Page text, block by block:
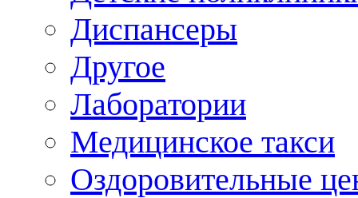
Диспансеры
Другое
Лаборатории
Медицинское такси
Оздоровительные